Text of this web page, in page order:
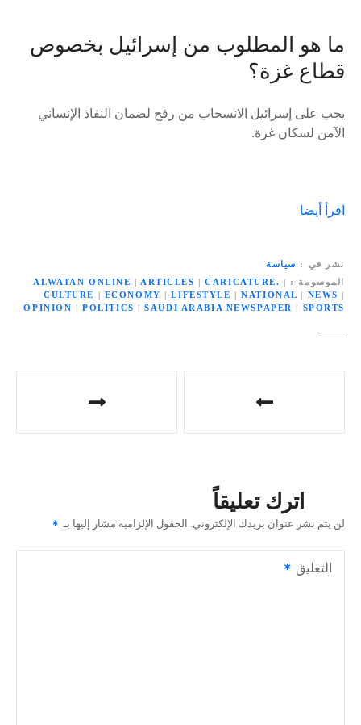
ما هو المطلوب من إسرائيل بخصوص
قطاع غزة؟
يجب على إسرائيل الانسحاب من رفح لضمان النفاذ الإنساني
الآمن لسكان غزة.
اقرأ أيضا
نشر في
سياسة
الموسومة
ALWATAN ONLINE | ARTICLES |CARICATURE. |
CULTURE
| ECONOMY |LIFESTYLE |NATIONAL | NEWS |
OPINION |POLITICS |SAUDI ARABIA NEWSPAPER | SPORTS
ا
م
اترك تعليقاً
لن يتم نشر عنوان بريدك الإلكتروني. الحقول الإلزامية مشار إليها بـ
التعليق